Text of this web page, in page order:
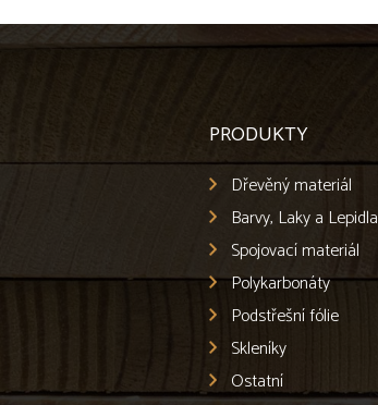
PRODUKTY
Dřevěný materiál
Barvy, Laky a Lepidla
Spojovací materiál
Polykarbonáty
Podstřešní fólie
Skleníky
Ostatní